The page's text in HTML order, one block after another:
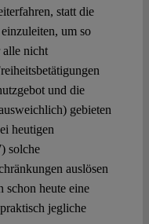
statt die
um so
nicht
und die
gebieten
heutigen
solche
auslösen
schon heute eine
jegliche